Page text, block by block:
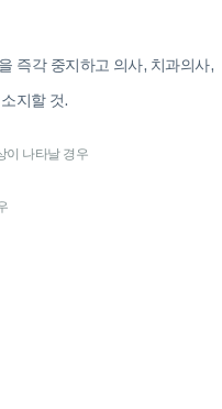
즉각 중지하고 의사, 치과의사,
지할 것.
이 나타날 경우